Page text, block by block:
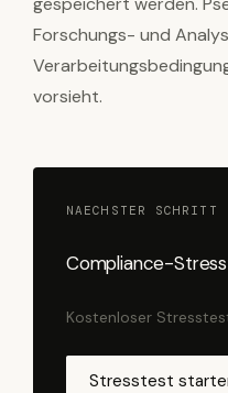
Forschungs- und
vorsieht.
NAECHSTER SCHRITT
Compliance-
Kostenloser
Stresstest